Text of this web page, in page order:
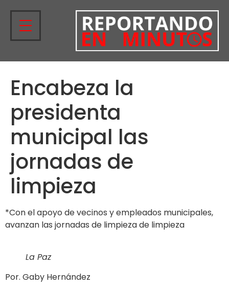
Encabeza la
presidenta
municipal las
jornadas de
limpieza
*Con el apoyo de vecinos y empleados municipales,
avanzan las jornadas de limpieza de limpieza
La Paz
Por. Gaby Hernández